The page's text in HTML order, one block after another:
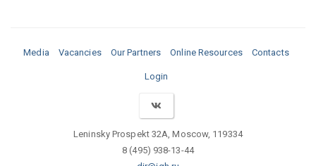
Media Vacancies Our Partners Online Resources Contacts
Login
Leninsky Prospekt 32A, Moscow, 119334
8 (495) 938-13-44